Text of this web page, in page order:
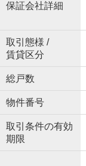
保証会社詳細
取引態様 /
賃貸区分
総戸数
物件番号
取引条件の有効
期限